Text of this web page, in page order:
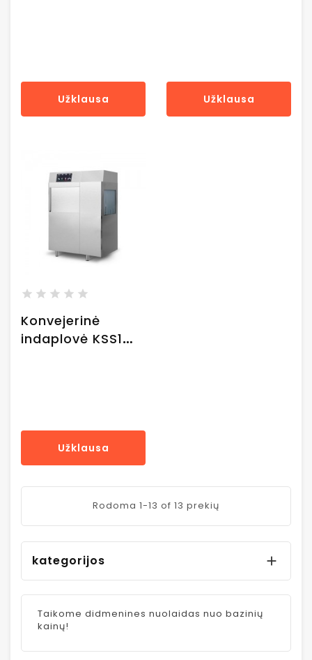
Užklausa Užklausa
Konvejerinė
indaplovė KSS1
Užklausa
Rodoma 1-13 of 13 prekių
kategorijos 
Taikome didmenines nuolaidas nuo bazinių
kainų!